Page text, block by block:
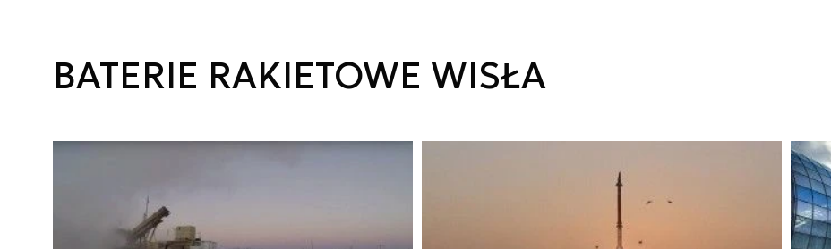
BATERIE RAKIETOWE WISŁA